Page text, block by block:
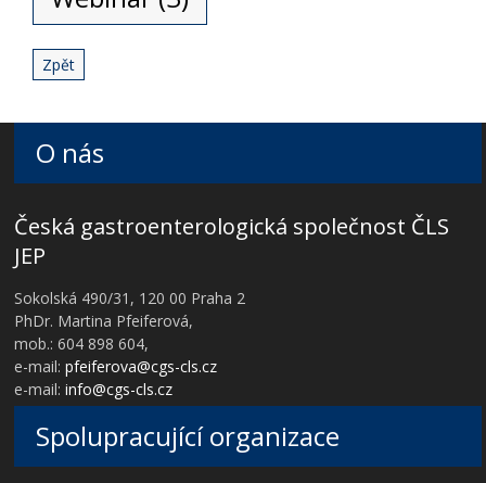
Zpět
O nás
Česká gastroenterologická společnost ČLS
JEP
Sokolská 490/31, 120 00 Praha 2
PhDr. Martina Pfeiferová,
mob.: 604 898 604,
e-mail:pfeiferova@cgs-cls.cz
e-mail:info@cgs-cls.cz
Spolupracující organizace